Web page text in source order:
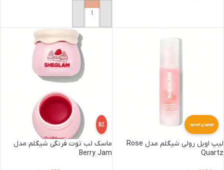
افزودن به سبد خرید
موجودی محدود
لیپ اویل رولی شیگلم مدل Rose
Quartz
11%
ماسک لب توت فرنگی شیگلم مدل
Berry Jam